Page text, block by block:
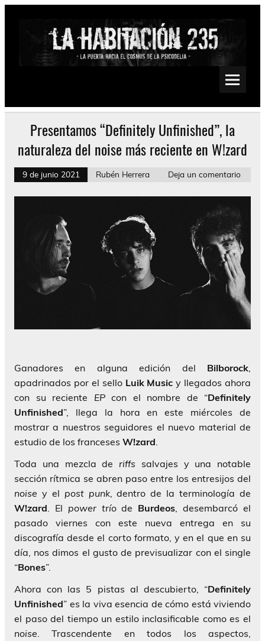
Saltar
Psychedelic, Stoner, Doom, Sludge, Fuzz, Space, Drone
Presentamos “Definitely Unfinished”, la
naturaleza del noise más reciente en W!zard
9 de junio 2021 Rubén Herrera Deja un comentario
Ganadores en alguna edición del Bilborock
apadrinados por el sello Luik Music y llegados ahora
con su reciente EPcon el nombre de “Definitely
Unfinished”, llega la hora en este miércoles de
mostrar a nuestros seguidores el nuevo material de
estudio de los franceses W!zard
Toda una mezcla de riffs salvajes y una notable
sección rítmica se abren paso entre los entresijos del
noise y el post punk, dentro de la terminología de
W!zard . El power tríode Burdeos , desembarcó el
pasado viernes con este nueva entrega en su
discografía desde el corto formato, y en el que en su
día, nos dimos el gusto de previsualizar con el single
“Bones”.
Ahora con las 5 pistas al descubierto, “Definitely
Unfinished” es la viva esencia de cómo está viviendo
el paso del tiempo un estilo inclasificable como es el
noise . Trascendente en todos los aspectos,